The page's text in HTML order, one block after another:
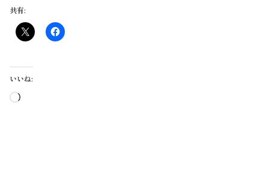
共有:
いいね:
読